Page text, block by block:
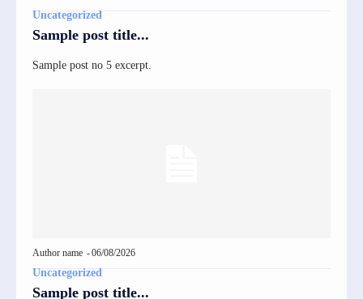
Uncategorized
Sample post title...
Sample post no 5 excerpt.
Author name -06/08/2026
Uncategorized
Sample post title...